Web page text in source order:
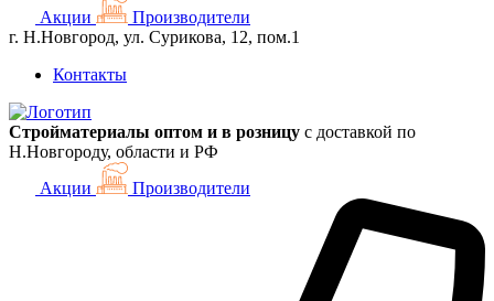
Акции
Производители
г. Н.Новгород, ул. Сурикова, 12, пом.1
Контакты
Стройматериалы оптом и в розницу с доставкой по
Н.Новгороду, области и РФ
Акции
Производители